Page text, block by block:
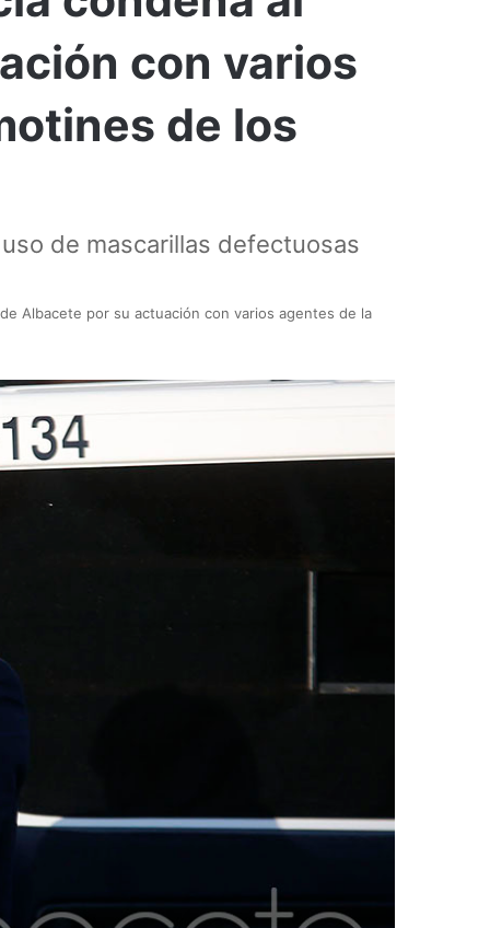
con varios
de los
de mascarillas defectuosas
Albacete por su actuación con varios agentes de la